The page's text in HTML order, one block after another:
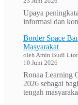
Upaya
informasi dan
Border Space
Masyarakat
oleh Amin Budi
10 Juni 2026
Ronaa Learning
2026 sebagai
tengah